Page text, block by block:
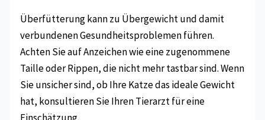
Überfütterung kann zu Übergewicht und damit
verbundenen Gesundheitsproblemen führen.
Achten Sie auf Anzeichen wie eine zugenommene
Taille oder Rippen, die nicht mehr tastbar sind. Wenn
Sie unsicher sind, ob Ihre Katze das ideale Gewicht
hat, konsultieren Sie Ihren Tierarzt für eine